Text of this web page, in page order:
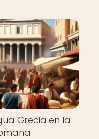
Grecia en la